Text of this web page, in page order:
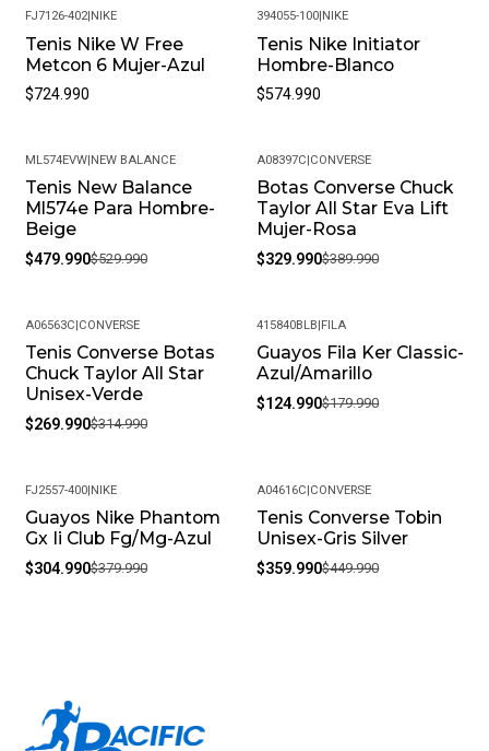
FJ7126-402|NIKE
Tenis Nike W Free
Metcon 6 Mujer-Azul
$724.990
394055-100|NIKE
Tenis Nike Initiator
Hombre-Blanco
$574.990
-9%
ML574EVW|NEW BALANCE
Tenis New Balance
Ml574e Para Hombre-
Beige
$479.990$529.990
-15%
A08397C|CONVERSE
Botas Converse Chuck
Taylor All Star Eva Lift
Mujer-Rosa
$329.990$389.990
-14%
A06563C|CONVERSE
Tenis Converse Botas
Chuck Taylor All Star
Unisex-Verde
$269.990$314.990
-31%
415840BLB|FILA
Guayos Fila Ker Classic-
Azul/Amarillo
$124.990$179.990
-20%
FJ2557-400|NIKE
Guayos Nike Phantom
Gx Ii Club Fg/Mg-Azul
$304.990$379.990
-20%
A04616C|CONVERSE
Tenis Converse Tobin
Unisex-Gris Silver
$359.990$449.990